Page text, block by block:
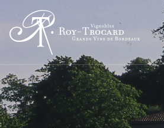
ACCUEIL
L’ESPRIT ROY TROCARD
NOS VINS